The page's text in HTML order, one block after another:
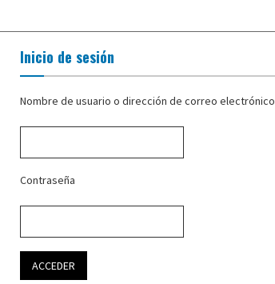
Inicio de sesión
Nombre de usuario o dirección de correo electrónico
Contraseña